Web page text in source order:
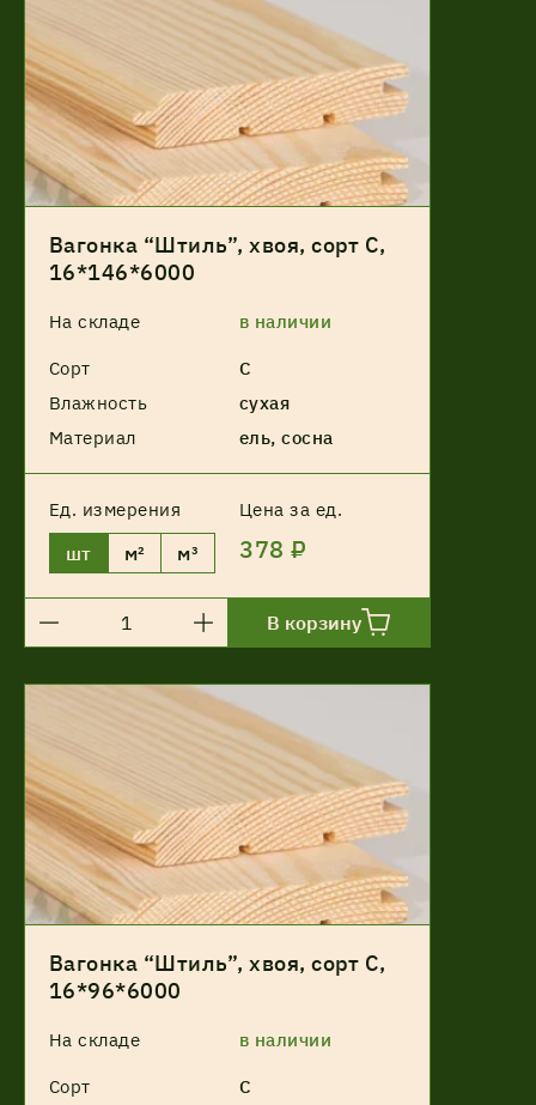
Вагонка “Штиль”, хвоя, сорт С,
16*146*6000
На складе в наличии
Сорт
С
Влажность
сухая
Материал
ель, сосна
Ед. измерения Цена за ед.
шт м² м³ 378 ₽
В корзину
Вагонка “Штиль”, хвоя, сорт С,
16*96*6000
На складе в наличии
Сорт
С